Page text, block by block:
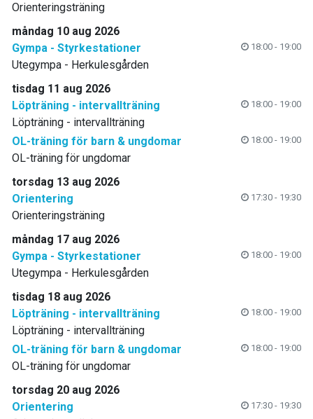
Orienteringsträning
måndag 10 aug 2026
Gympa - Styrkestationer
18:00 - 19:00
Utegympa - Herkulesgården
tisdag 11 aug 2026
Löpträning - intervallträning
18:00 - 19:00
Löpträning - intervallträning
OL-träning för barn & ungdomar
18:00 - 19:00
OL-träning för ungdomar
torsdag 13 aug 2026
Orientering
17:30 - 19:30
Orienteringsträning
måndag 17 aug 2026
Gympa - Styrkestationer
18:00 - 19:00
Utegympa - Herkulesgården
tisdag 18 aug 2026
Löpträning - intervallträning
18:00 - 19:00
Löpträning - intervallträning
OL-träning för barn & ungdomar
18:00 - 19:00
OL-träning för ungdomar
torsdag 20 aug 2026
Orientering
17:30 - 19:30